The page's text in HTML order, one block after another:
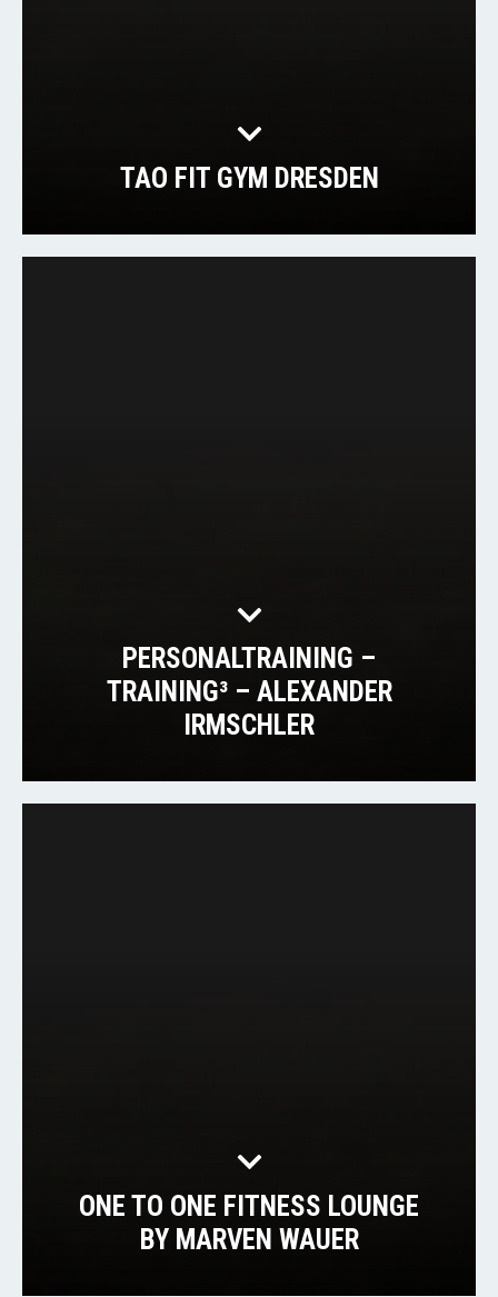
TAO FIT GYM DRESDEN
PERSONALTRAINING –
TRAINING³ – ALEXANDER
IRMSCHLER
ONE TO ONE FITNESS LOUNGE
BY MARVEN WAUER